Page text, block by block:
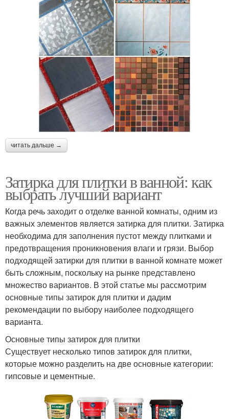
читать дальше →
Затирка для плитки в ванной: как
выбрать лучший вариант
Когда речь заходит о отделке ванной комнаты, одним из
важных элементов является затирка для плитки. Затирка
необходима для заполнения пустот между плитками и
предотвращения проникновения влаги и грязи. Выбор
подходящей затирки для плитки в ванной комнате может
быть сложным, поскольку на рынке представлено
множество вариантов. В этой статье мы рассмотрим
основные типы затирок для плитки и дадим
рекомендации по выбору наиболее подходящего
варианта.
Основные типы затирок для плитки
Существует несколько типов затирок для плитки,
которые можно разделить на две основные категории:
гипсовые и цементные.